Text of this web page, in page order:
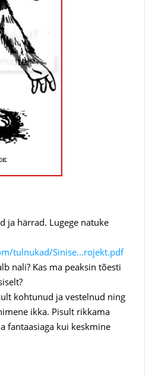
ja härrad. Lugege natuke
tulnukad/Sinise...rojekt.pdf
nali? Kas ma peaksin tõesti
kohtunud ja vestelnud ning
ikka. Pisult rikkama
fantaasiaga kui keskmine